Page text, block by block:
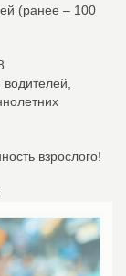
(ранее – 100
взрослого!